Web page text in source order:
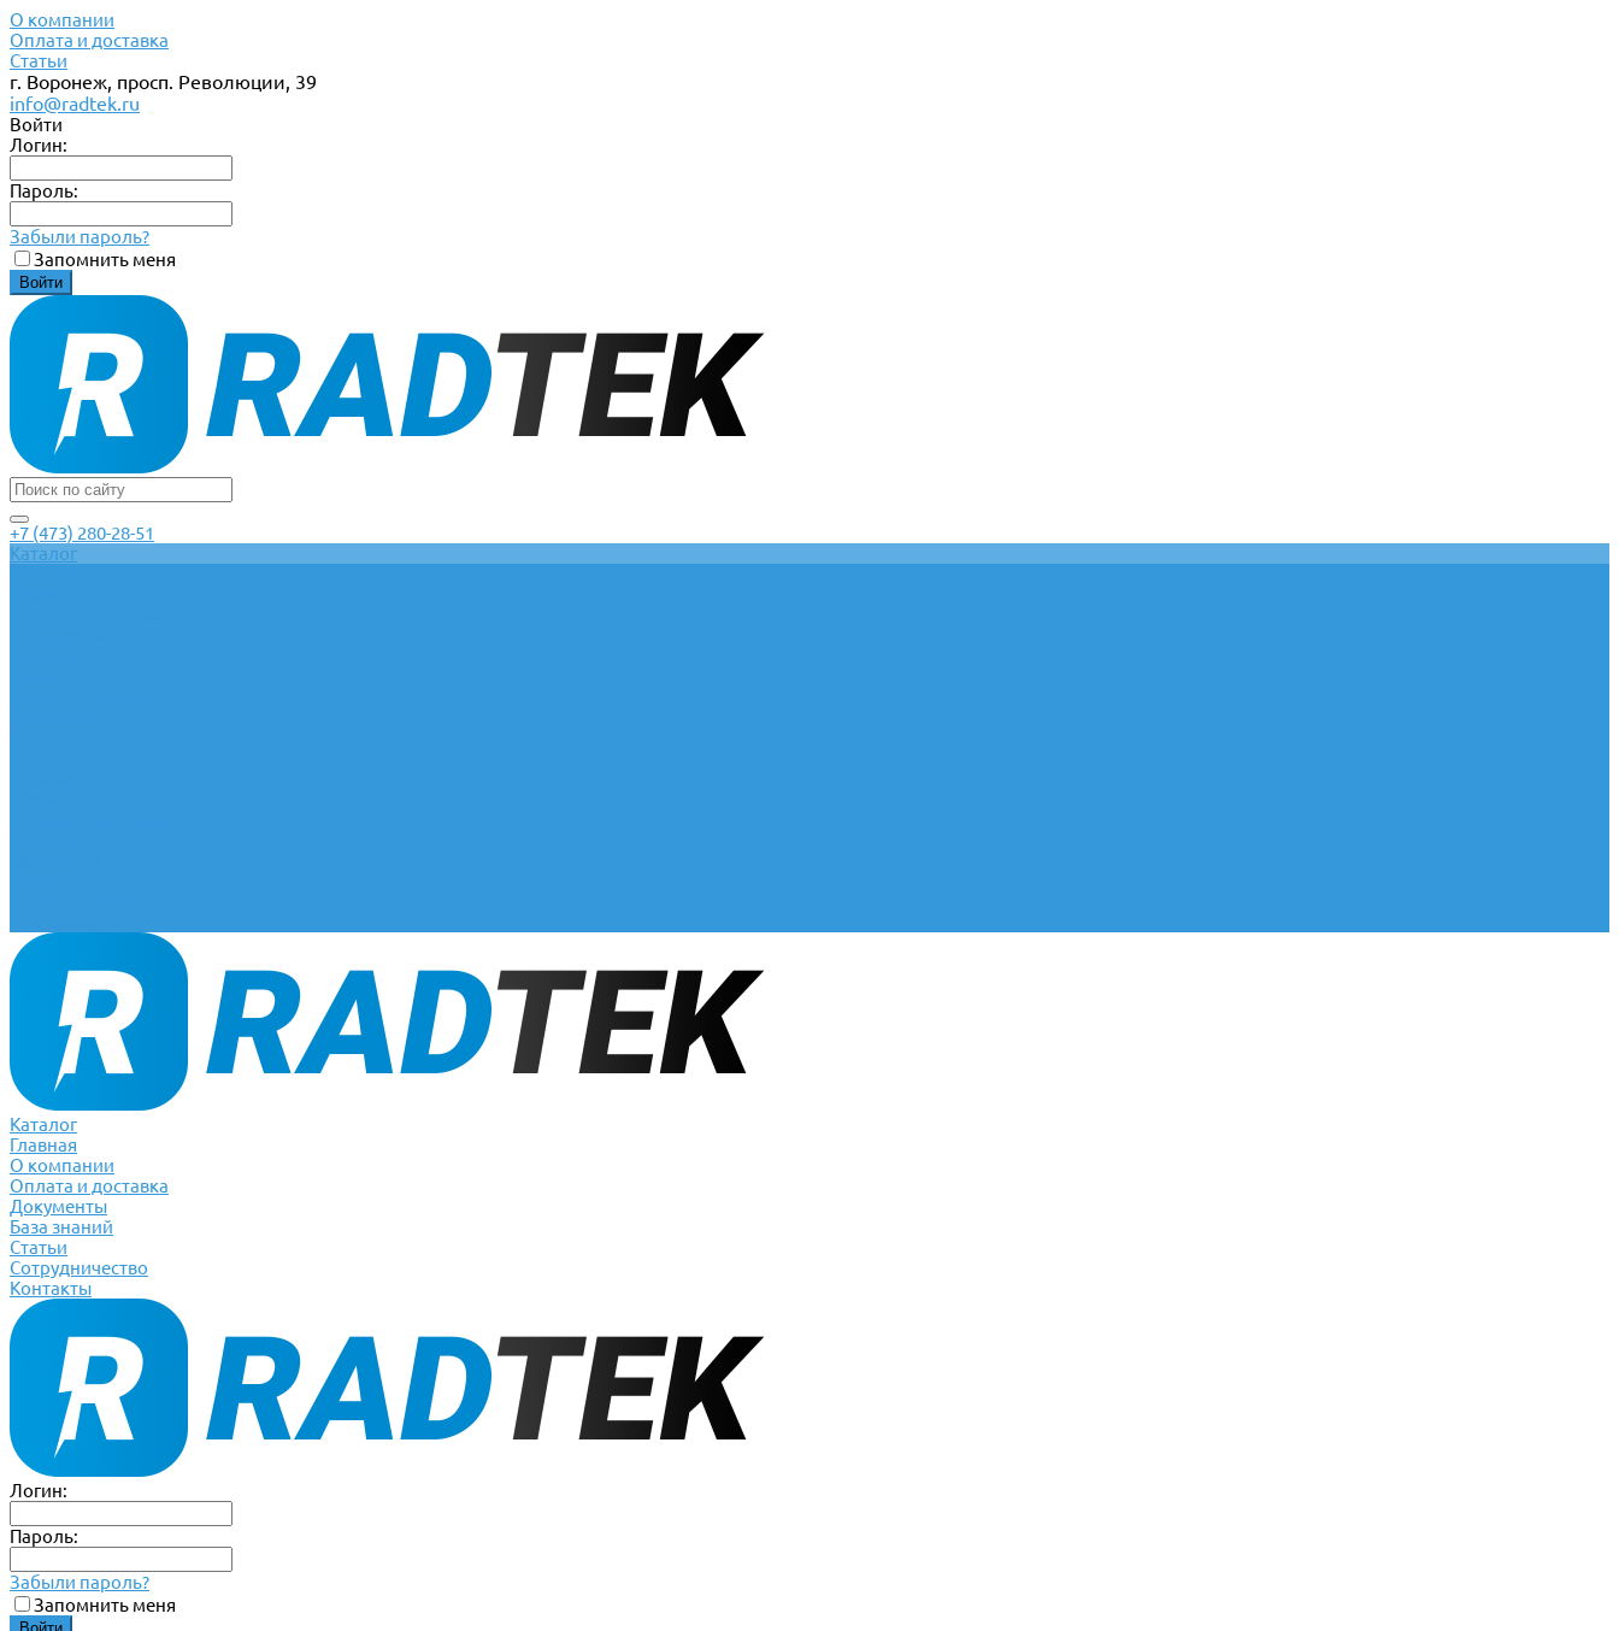
О компании
Оплата и доставка
Статьи
г. Воронеж, просп. Революции, 39
info@radtek.ru
Войти
Логин:
Пароль:
Забыли пароль?
Запомнить меня
+7 (473) 280-28-51
Каталог
Каталог
Главная
О компании
Оплата и доставка
Документы
База знаний
Статьи
Сотрудничество
Контакты
Логин:
Пароль:
Забыли пароль?
Запомнить меня